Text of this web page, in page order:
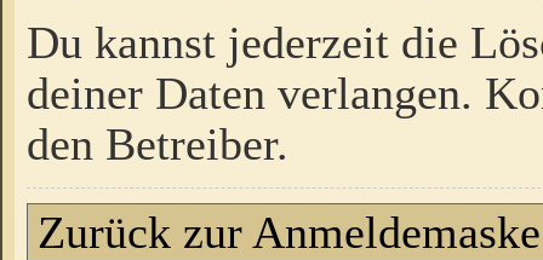
Du kannst jederzeit die
deiner Daten verlangen.
den Betreiber.
Zurück zur Anmeldemaske